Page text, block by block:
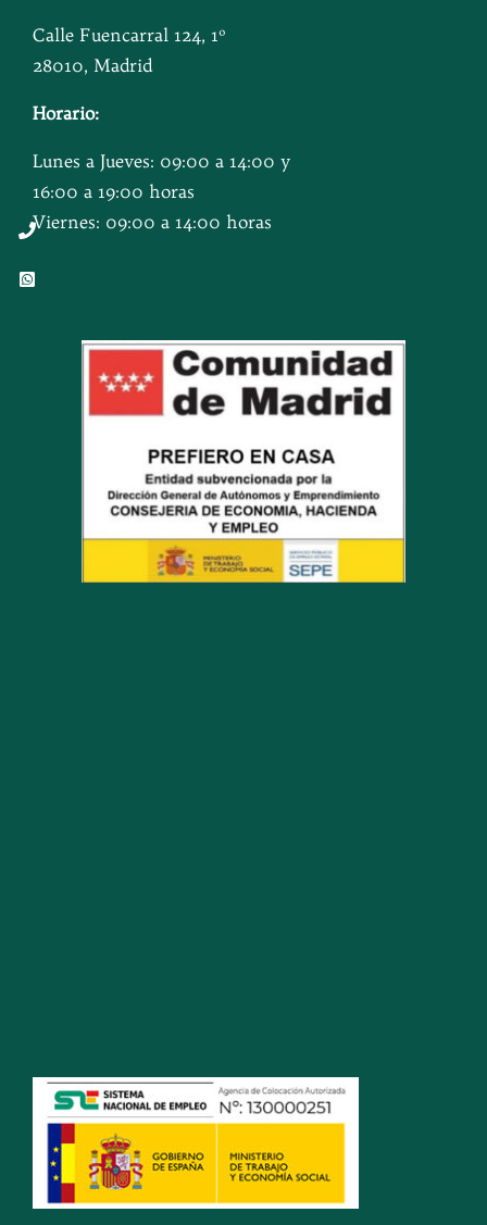
Calle Fuencarral 124, 1º
28010, Madrid
Horario:
Lunes a Jueves: 09:00 a 14:00 y
16:00 a 19:00 horas
Viernes: 09:00 a 14:00 horas
Button
Button